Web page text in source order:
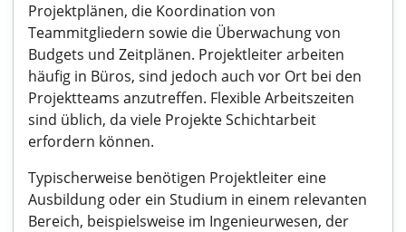
Projektplänen, die Koordination von
Teammitgliedern sowie die Überwachung von
Budgets und Zeitplänen. Projektleiter arbeiten
häufig in Büros, sind jedoch auch vor Ort bei den
Projektteams anzutreffen. Flexible Arbeitszeiten
sind üblich, da viele Projekte Schichtarbeit
erfordern können.
Typischerweise benötigen Projektleiter eine
Ausbildung oder ein Studium in einem relevanten
Bereich, beispielsweise im Ingenieurwesen, der